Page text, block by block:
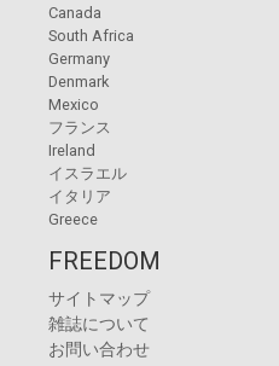
Canada
South Africa
Germany
Denmark
Mexico
フランス
Ireland
イスラエル
イタリア
Greece
FREEDOM
サイトマップ
雑誌について
お問い合わせ